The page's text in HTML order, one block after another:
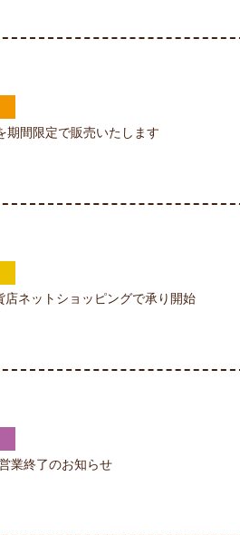
期間限定で販売いたします
ネットショッピングで承り開始
業終了のお知らせ